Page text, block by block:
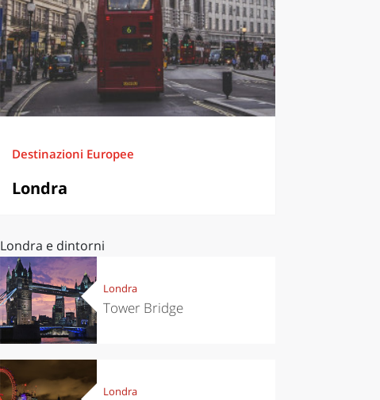
Destinazioni Europee
Londra
Londra e dintorni
Londra
Tower Bridge
Londra